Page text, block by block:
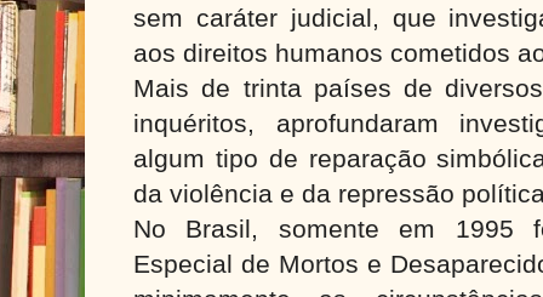
sem caráter judicial, que
aos direitos humanos cometidos
Mais de trinta países de
inquéritos, aprofundaram
algum tipo de reparação
da violência e da repressão
No Brasil, somente em 1995
Especial de Mortos e